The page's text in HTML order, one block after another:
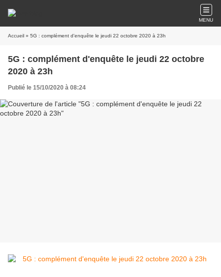
MENU
Accueil » 5G : complément d'enquête le jeudi 22 octobre 2020 à 23h
5G : complément d'enquête le jeudi 22 octobre
2020 à 23h
Publié le 15/10/2020 à 08:24